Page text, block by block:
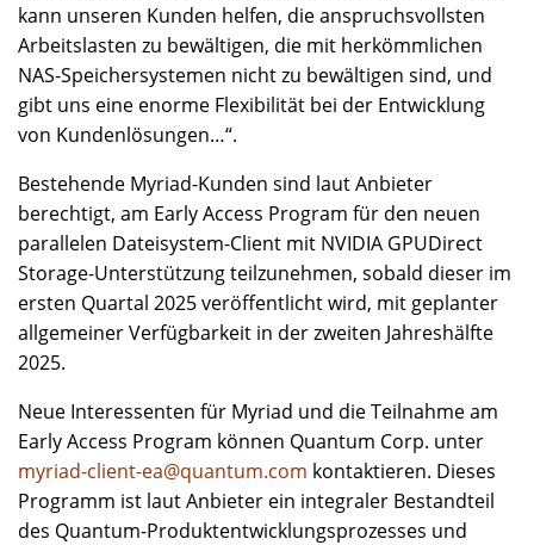
kann unseren Kunden helfen, die anspruchsvollsten
Arbeitslasten zu bewältigen, die mit herkömmlichen
NAS-Speichersystemen nicht zu bewältigen sind, und
gibt uns eine enorme Flexibilität bei der Entwicklung
von Kundenlösungen…“.
Bestehende Myriad-Kunden sind laut Anbieter
berechtigt, am Early Access Program für den neuen
parallelen Dateisystem-Client mit NVIDIA GPUDirect
Storage-Unterstützung teilzunehmen, sobald dieser im
ersten Quartal 2025 veröffentlicht wird, mit geplanter
allgemeiner Verfügbarkeit in der zweiten Jahreshälfte
2025.
Neue Interessenten für Myriad und die Teilnahme am
Early Access Program können Quantum Corp. unter
myriad-client-ea@quantum.com kontaktieren. Dieses
Programm ist laut Anbieter ein integraler Bestandteil
des Quantum-Produktentwicklungsprozesses und